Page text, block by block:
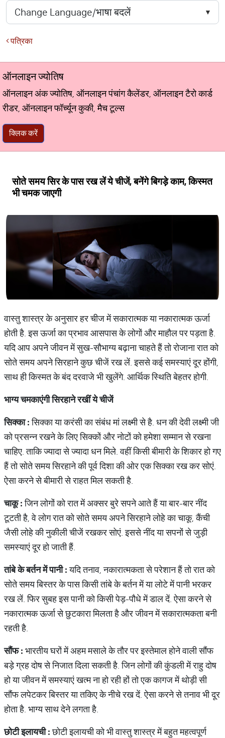
पत्रिका
ऑनलाइन ज्योतिष
ऑनलाइन अंक ज्योतिष, ऑनलाइन पंचांग कैलेंडर, ऑनलाइन टैरो कार्ड
रीडर, ऑनलाइन फॉर्च्यून कुकी, मैच टूल्स
क्लिक करें
सोते समय सिर के पास रख लें ये चीजें, बनेंगे बिगड़े काम, किस्‍मत
भी चमक जाएगी
वास्तु शास्त्र के अनुसार हर चीज में सकारात्‍मक या नकारात्‍मक ऊर्जा
होती है. इस ऊर्जा का प्रभाव आसपास के लोगों और माहौल पर पड़ता है.
यदि आप अपने जीवन में सुख-सौभाग्‍य बढ़ाना चाहते हैं तो रोजाना रात को
सोते समय अपने सिरहाने कुछ चीजें रख लें. इससे कई समस्‍याएं दूर होंगी,
साथ ही किस्‍मत के बंद दरवाजे भी खुलेंगे. आर्थिक स्थिति बेहतर होगी.
भाग्यचमकाएंगीसिरहानेरखींयेचीजें
सिक्का:सिक्‍का या करंसी का संबंध मां लक्ष्‍मी से है. धन की देवी लक्ष्‍मी जी
को प्रसन्‍न रखने के लिए सिक्‍कों और नोटों को हमेशा सम्‍मान से रखना
चाहिए. ताकि ज्‍यादा से ज्‍यादा धन मिले. वहीं किसी बीमारी के शिकार हो गए
हैं तो सोते समय सिरहाने की पूर्व दिशा की ओर एक सिक्का रख कर सोएं.
ऐसा करने से बीमारी से राहत मिल सकती है.
चाकू:जिन लोगों को रात में अक्‍सर बुरे सपने आते हैं या बार-बार नींद
टूटती है, वे लोग रात को सोते समय अपने सिरहाने लोहे का चाकू, कैंची
जैसी लोहे की नुकीली चीजें रखकर सोएं. इससे नींद या सपनों से जुड़ी
समस्‍याएं दूर हो जाती हैं.
तांबेकेबर्तनमेंपानी:यदि तनाव, नकारात्‍मकता से परेशान हैं तो रात को
सोते समय बिस्तर के पास किसी तांबे के बर्तन में या लोटे में पानी भरकर
रख लें. फिर सुबह इस पानी को किसी पेड़-पौधे में डाल दें. ऐसा करने से
नकारात्मक ऊर्जा से छुटकारा मिलता है और जीवन में सकारात्मकता बनी
रहती है.
सौंफ: भारतीय घरों में अहम मसाले के तौर पर इस्‍तेमाल होने वाली सौंफ
बड़े ग्रह दोष से निजात दिला सकती है. जिन लोगों की कुंडली में राहु दोष
हो या जीवन में समस्‍याएं खत्‍म ना हो रही हों तो एक कागज में थोड़ी सी
सौंफ लपेटकर बिस्तर या तकिए के नीचे रख दें. ऐसा करने से तनाव भी दूर
होता है. भाग्‍य साथ देने लगता है.
छोटीइलायची:छोटी इलायची को भी वास्‍तु शास्‍त्र में बहुत महत्‍वपूर्ण